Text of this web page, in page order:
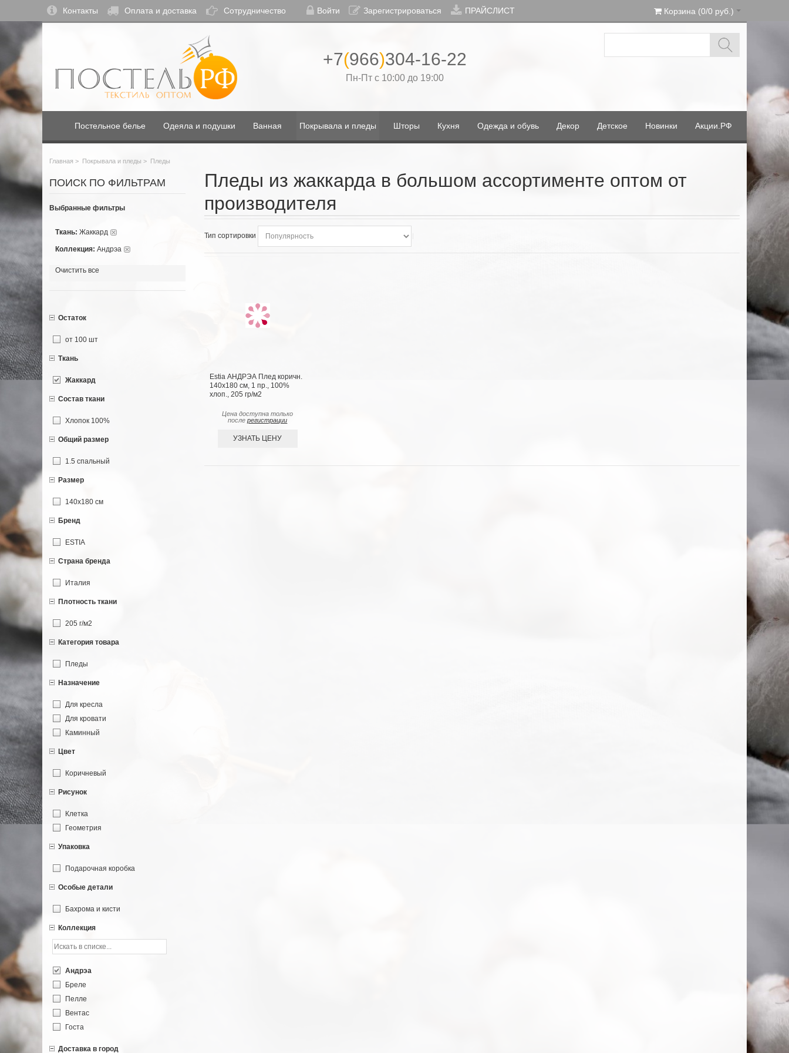
Контакты Оплата и доставка Сотрудничество Войти Зарегистрироваться ПРАЙСЛИСТ Корзина (0/0 руб.)
+7(966)304-16-22
Пн-Пт с 10:00 до 19:00
Постельное белье Одеяла и подушки Ванная Покрывала и пледы Шторы Кухня Одежда и обувь Декор Детское Новинки Акции.РФ
Главная > Покрывала и пледы > Пледы
Пледы из жаккарда в большом ассортименте оптом от
производителя
Тип сортировки
Estia АНДРЭА Плед коричн.
140х180 см, 1 пр., 100%
хлоп., 205 гр/м2
Цена доступна только
послерегистрации
УЗНАТЬ ЦЕНУ
ПОИСК ПО ФИЛЬТРАМ
Выбранные фильтры
Ткань: Жаккард
Коллекция: Андрэа
Очистить все
Остаток
от 100 шт
Ткань
Жаккард
Состав ткани
Хлопок 100%
Общий размер
1.5 спальный
Размер
140х180 см
Бренд
ESTIA
Страна бренда
Италия
Плотность ткани
205 г/м2
Категория товара
Пледы
Назначение
Для кресла
Для кровати
Каминный
Цвет
Коричневый
Рисунок
Клетка
Геометрия
Упаковка
Подарочная коробка
Особые детали
Бахрома и кисти
Коллекция
Андрэа
Бреле
Пелле
Вентас
Госта
Доставка в город